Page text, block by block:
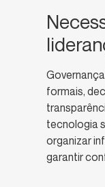
formais,
tecnologia
organizar
garantir